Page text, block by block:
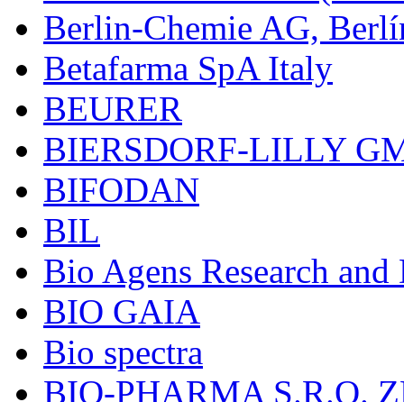
Berlin-Chemie AG,
Betafarma SpA Italy
BEURER
BIERSDORF-LILLY
BIFODAN
BIL
Bio Agens Research
BIO GAIA
Bio spectra
BIO-PHARMA S.R.O.